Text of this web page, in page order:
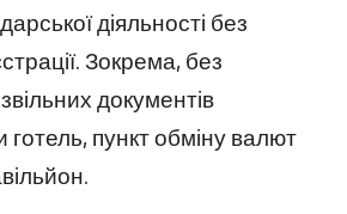
діяльності без
Зокрема, без
документів
готель, пункт обміну валют